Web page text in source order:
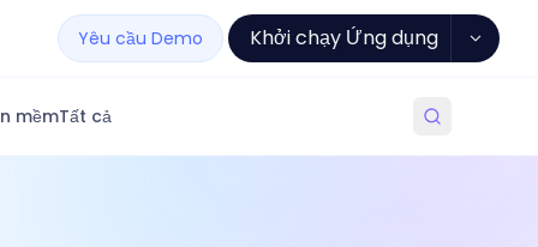
Yêu cầu Demo Khởi chạy Ứng dụng
mềmTất cả